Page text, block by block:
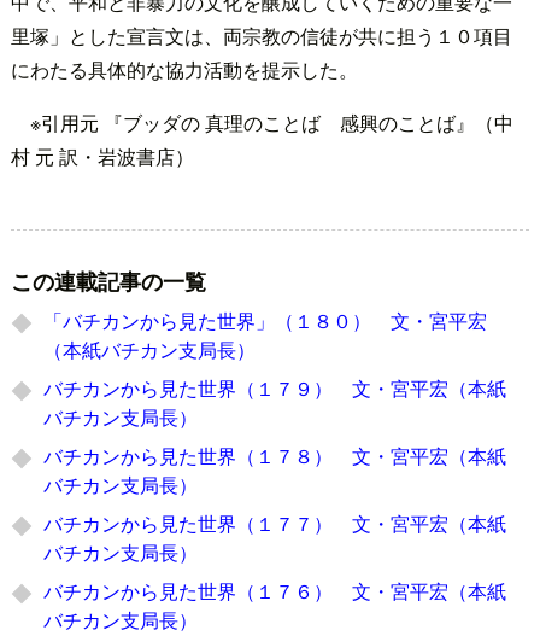
里塚」とした宣言文は、両宗教の信徒が共に担う１０項目
にわたる具体的な協力活動を提示した。
※引用元 『ブッダの 真理のことば 感興のことば』（中
村 元 訳・岩波書店）
この連載記事の一覧
「バチカンから見た世界」（１８０） 文・宮平宏
（本紙バチカン支局長）
バチカンから見た世界（１７９） 文・宮平宏（本紙
バチカン支局長）
バチカンから見た世界（１７８） 文・宮平宏（本紙
バチカン支局長）
バチカンから見た世界（１７７） 文・宮平宏（本紙
バチカン支局長）
バチカンから見た世界（１７６） 文・宮平宏（本紙
バチカン支局長）